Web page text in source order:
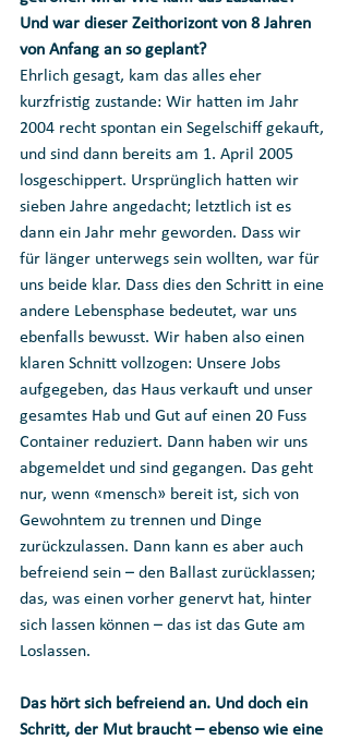
Und war dieser Zeithorizont von 8 Jahren
von Anfang an so geplant?
Ehrlich gesagt, kam das alles eher
kurzfristig zustande: Wir hatten im Jahr
2004 recht spontan ein Segelschiff gekauft,
und sind dann bereits am 1. April 2005
losgeschippert. Ursprünglich hatten wir
sieben Jahre angedacht; letztlich ist es
dann ein Jahr mehr geworden. Dass wir
für länger unterwegs sein wollten, war für
uns beide klar. Dass dies den Schritt in eine
andere Lebensphase bedeutet, war uns
ebenfalls bewusst. Wir haben also einen
klaren Schnitt vollzogen: Unsere Jobs
aufgegeben, das Haus verkauft und unser
gesamtes Hab und Gut auf einen 20 Fuss
Container reduziert. Dann haben wir uns
abgemeldet und sind gegangen. Das geht
nur, wenn «mensch» bereit ist, sich von
Gewohntem zu trennen und Dinge
zurückzulassen. Dann kann es aber auch
befreiend sein – den Ballast zurücklassen;
das, was einen vorher genervt hat, hinter
sich lassen können – das ist das Gute am
Loslassen.
Das hört sich befreiend an. Und doch ein
Schritt, der Mut braucht – ebenso wie eine